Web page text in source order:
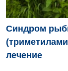
Урология
Физиотерапия
Хирургическое
Синдром
лечение